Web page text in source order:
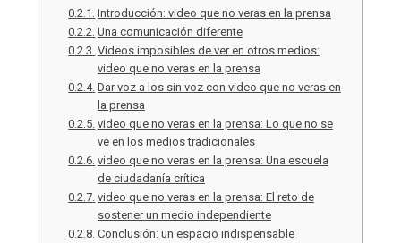
Introducción: video que no veras en la prensa
Una comunicación diferente
Videos imposibles de ver en otros medios:
video que no veras en la prensa
Dar voz a los sin voz con video que no veras en
la prensa
video que no veras en la prensa: Lo que no se
ve en los medios tradicionales
video que no veras en la prensa: Una escuela
de ciudadanía crítica
video que no veras en la prensa: El reto de
sostener un medio independiente
Conclusión: un espacio indispensable